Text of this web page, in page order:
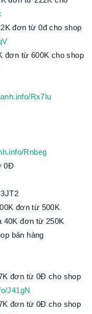
đơn từ 0đ cho shop
đơn từ 600K cho shop
Rx7Iu
Rnbeg
0Đ
đơn từ 500K
40K đơn từ 250K
bán hàng
đơn từ 0Đ cho shop
J41gN
đơn từ 0Đ cho shop